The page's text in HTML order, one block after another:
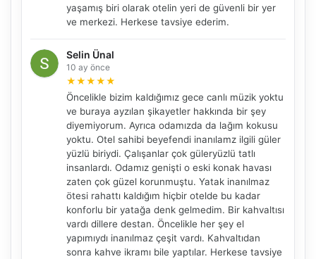
yaşamış biri olarak otelin yeri de güvenli bir yer
ve merkezi. Herkese tavsiye ederim.
Selin Ünal
10 ay önce
★★★★★
Öncelikle bizim kaldığımız gece canlı müzik yoktu
ve buraya ayzılan şikayetler hakkında bir şey
diyemiyorum. Ayrıca odamızda da lağım kokusu
yoktu. Otel sahibi beyefendi inanılamz ilgili güler
yüzlü biriydi. Çalışanlar çok güleryüzlü tatlı
insanlardı. Odamız genişti o eski konak havası
zaten çok güzel korunmuştu. Yatak inanılmaz
ötesi rahattı kaldığım hiçbir otelde bu kadar
konforlu bir yatağa denk gelmedim. Bir kahvaltısı
vardı dillere destan. Öncelikle her şey el
yapımıydı inanılmaz çeşit vardı. Kahvaltıdan
sonra kahve ikramı bile yaptılar. Herkese tavsiye
NBY Akıllı Asistan
AI kullanmadan, sitedeki gerçek yerlerle akıllı rota
🧭 Rehber ⭐ Popüler ✨ İlk kez gelen